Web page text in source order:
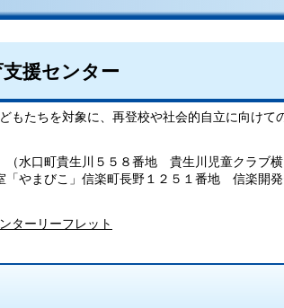
援センター
もたちを対象に、再登校や社会的自立に向けて
（水口町貴生川５５８番地 貴生川児童クラブ横
「やまびこ」信楽町長野１２５１番地 信楽開発
ターリーフレット